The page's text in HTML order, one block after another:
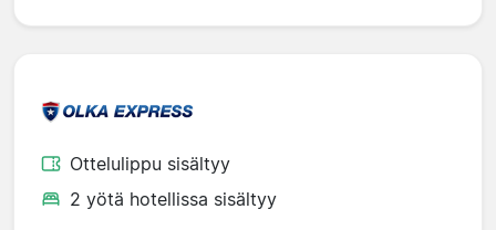
Ottelulippu sisältyy
2 yötä hotellissa sisältyy